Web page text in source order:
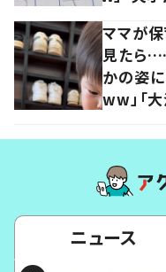
ママが
見たら
かの姿
ww」「
ニュース